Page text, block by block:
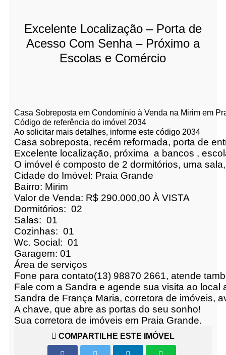
Excelente Localização – Porta de
Acesso Com Senha – Próximo a
Escolas e Comércio
Casa Sobreposta em Condomínio à Venda na Mirim em
Código de referência do imóvel 2034
Ao solicitar mais detalhes, informe este código 2034
Casa sobreposta, recém reformada, porta de
Excelente localização, próxima  a bancos ,
O imóvel é composto de 2 dormitórios, uma
Cidade do Imóvel: Praia Grande
Bairro: Mirim
Valor de Venda: R$ 290.000,00 À VISTA
Dormitórios:  02
Salas:  01
Cozinhas:  01
Wc. Social:  01
Garagem: 01
Área de serviços
Fone para contato(13) 98870 2661, atende
Fale com a Sandra e agende sua visita ao local
Sandra de França Maria, corretora de imóveis,
A chave, que abre as portas do seu sonho!
Sua corretora de imóveis em Praia Grande.
COMPARTILHE ESTE IMÓVEL